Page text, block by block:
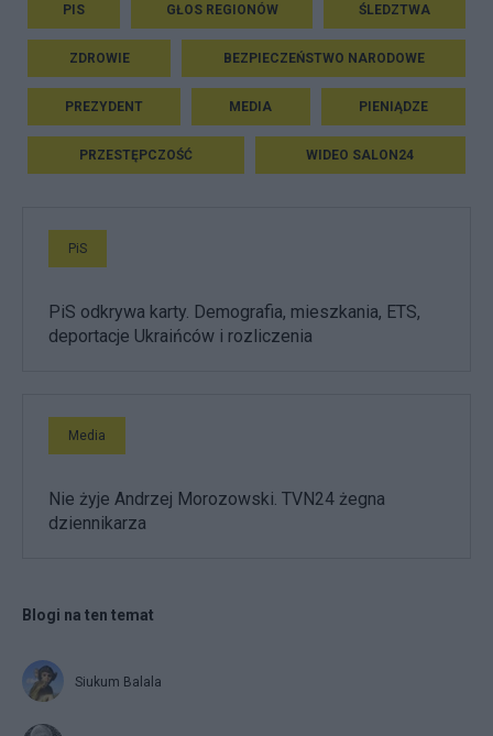
PIS GŁOS REGIONÓW ŚLEDZTWA
ZDROWIE BEZPIECZEŃSTWO NARODOWE
PREZYDENT MEDIA PIENIĄDZE
PRZESTĘPCZOŚĆ WIDEO SALON24
PiS
PiS odkrywa karty. Demografia, mieszkania, ETS,
deportacje Ukraińców i rozliczenia
Media
Nie żyje Andrzej Morozowski. TVN24 żegna
dziennikarza
Blogi na ten temat
Siukum Balala